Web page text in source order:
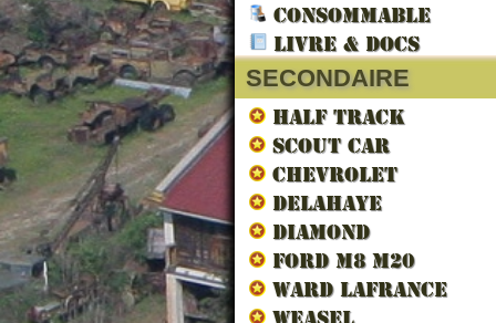
CONSOMMABLE
LIVRE & DOCS
SECONDAIRE
HALF TRACK
SCOUT CAR
CHEVROLET
DELAHAYE
DIAMOND
FORD M8 M20
WARD LAFRANCE
WEASEL